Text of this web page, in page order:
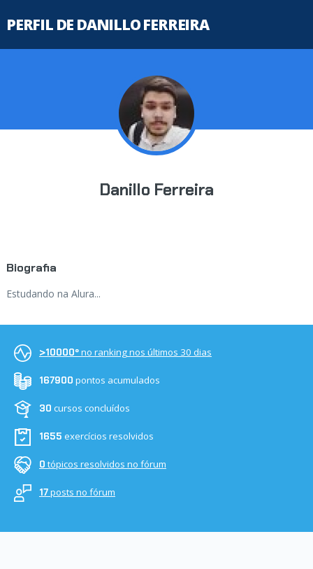
PERFIL DE DANILLO FERREIRA
Danillo Ferreira
Biografia
Estudando na Alura...
>10000ºno ranking nos últimos 30 dias
167900 pontos acumulados
30 cursos concluídos
1655 exercícios resolvidos
0 tópicos resolvidos no fórum
17posts no fórum